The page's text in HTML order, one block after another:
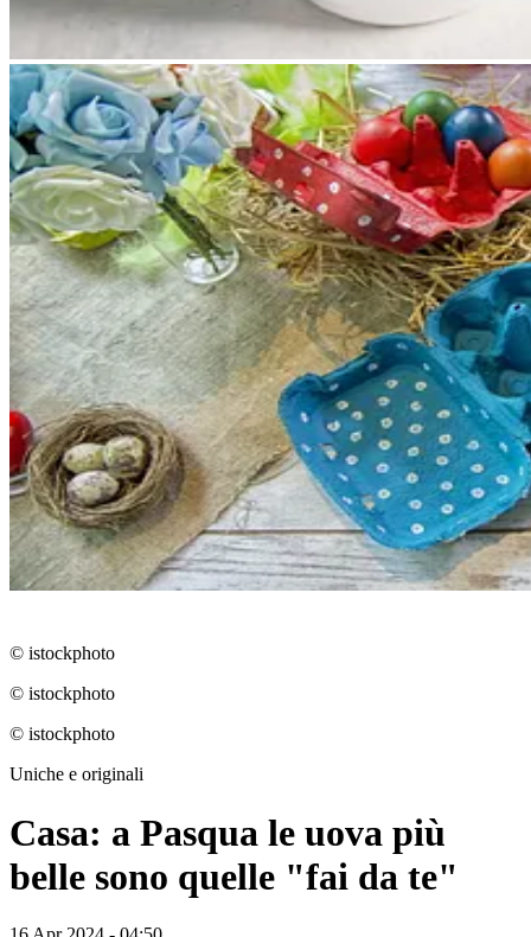
© istockphoto
© istockphoto
© istockphoto
Uniche e originali
Casa: a Pasqua le uova più
belle sono quelle "fai da te"